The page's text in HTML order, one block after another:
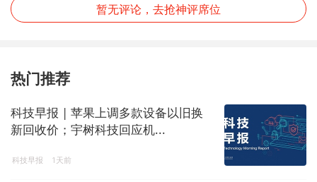
暂无评论，去抢神评席位
热门推荐
科技早报 | 苹果上调多款设备以旧换
新回收价；宇树科技回应机...
科技早报 1天前